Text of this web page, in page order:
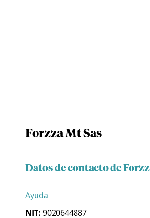
Forzza Mt Sas
Datos de contacto de
Ayuda
NIT: 9020644887